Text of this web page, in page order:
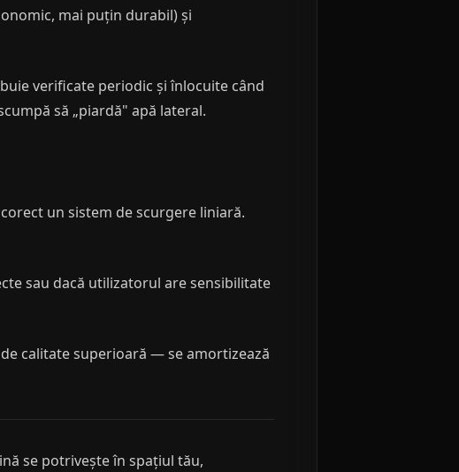
mai puțin durabil) și
verificate periodic și înlocuite când
să „piardă" apă lateral.
un sistem de scurgere liniară.
sau dacă utilizatorul are sensibilitate
calitate superioară — se amortizează
se potrivește în spațiul tău,